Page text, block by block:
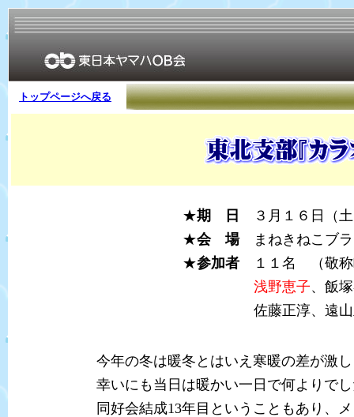
トップページへ戻る
★期 日
３月１６日（土
★会 場まねきねこブラ
★参加者 １１名 （敬称
浅野恵子、飯
佐藤正淳、遠山正
今年の冬は暖冬とはいえ寒暖の差が激しく
幸いにも当日は暖かい一日で何よりでした。
同好会結成13年目ということもあり、メン